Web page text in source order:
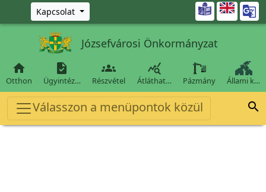
Ugrás a fő tartalomra
Kapcsolat 
Józsefvárosi Önkormányzat

Otthon

Ügyintéz…

Részvétel

Átláthat… Pázmány Állami k…
Válasszon a menüpontok közül 